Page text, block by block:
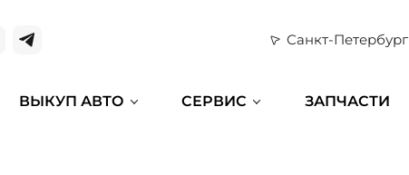
Санкт-Петербург
ВЫКУП АВТО СЕРВИС ЗАПЧАСТИ